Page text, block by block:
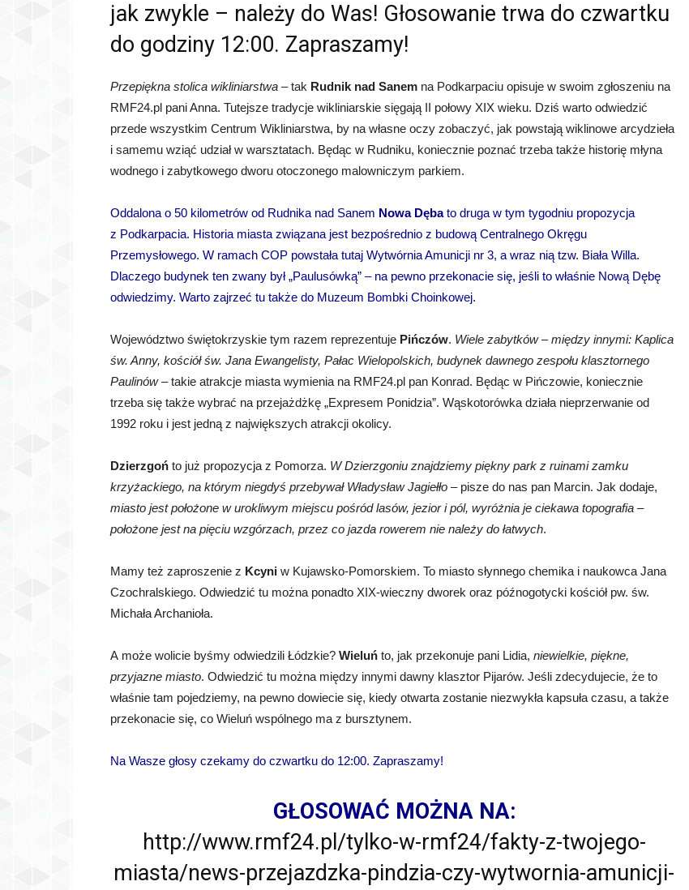
jak zwykle – należy do Was! Głosowanie trwa do czwartku
do godziny 12:00. Zapraszamy!
Przepiękna stolica wikliniarstwa – tak Rudnik nad Sanem na Podkarpaciu opisuje w swoim zgłoszeniu na
RMF24.pl pani Anna. Tutejsze tradycje wikliniarskie sięgają II połowy XIX wieku. Dziś warto odwiedzić
przede wszystkim Centrum Wikliniarstwa, by na własne oczy zobaczyć, jak powstają wiklinowe arcydzieła
i samemu wziąć udział w warsztatach. Będąc w Rudniku, koniecznie poznać trzeba także historię młyna
wodnego i zabytkowego dworu otoczonego malowniczym parkiem.
Oddalona o 50 kilometrów od Rudnika nad Sanem Nowa Dębato druga w tym tygodniu propozycja
z Podkarpacia. Historia miasta związana jest bezpośrednio z budową Centralnego Okręgu
Przemysłowego. W ramach COP powstała tutaj Wytwórnia Amunicji nr 3, a wraz nią tzw. Biała Willa.
Dlaczego budynek ten zwany był „Paulusówką” – na pewno przekonacie się, jeśli to właśnie Nową Dębę
odwiedzimy. Warto zajrzeć tu także do Muzeum Bombki Choinkowej.
Województwo świętokrzyskie tym razem reprezentuje Pińczów. Wiele zabytków – między innymi: Kaplica
św. Anny, kościół św. Jana Ewangelisty, Pałac Wielopolskich, budynek dawnego zespołu klasztornego
Paulinów– takie atrakcje miasta wymienia na RMF24.pl pan Konrad. Będąc w Pińczowie, koniecznie
trzeba się także wybrać na przejażdżkę „Expresem Ponidzia”. Wąskotorówka działa nieprzerwanie od
1992 roku i jest jedną z największych atrakcji okolicy.
Dzierzgoń to już propozycja z Pomorza. W Dzierzgoniu znajdziemy piękny park z ruinami zamku
krzyżackiego, na którym niegdyś przebywał Władysław Jagiełło – pisze do nas pan Marcin. Jak dodaje,
miasto jest położone w urokliwym miejscu pośród lasów, jezior i pól, wyróżnia je ciekawa topografia –
położone jest na pięciu wzgórzach, przez co jazda rowerem nie należy do łatwych.
Mamy też zaproszenie z Kcyni w Kujawsko-Pomorskiem. To miasto słynnego chemika i naukowca Jana
Czochralskiego. Odwiedzić tu można ponadto XIX-wieczny dworek oraz późnogotycki kościół pw. św.
Michała Archanioła.
A może wolicie byśmy odwiedzili Łódzkie? Wieluń to, jak przekonuje pani Lidia, niewielkie, piękne,
przyjazne miasto. Odwiedzić tu można między innymi dawny klasztor Pijarów. Jeśli zdecydujecie, że to
właśnie tam pojedziemy, na pewno dowiecie się, kiedy otwarta zostanie niezwykła kapsuła czasu, a także
przekonacie się, co Wieluń wspólnego ma z bursztynem.
Na Wasze głosy czekamy do czwartku do 12:00. Zapraszamy!
GŁOSOWAĆ MOŻNA NA:
http://www.rmf24.pl/tylko-w-rmf24/fakty-z-twojego-
miasta/news-przejazdzka-pindzia-czy-wytwornia-amunicji-